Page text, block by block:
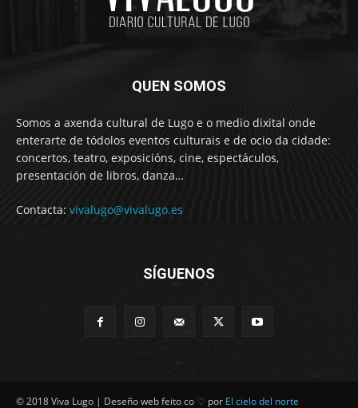
QUEN SOMOS
Somos a axenda cultural de Lugo e o medio dixital onde
enterarte de tódolos eventos culturais e de ocio da cidade:
concertos, teatro, exposicións, cine, espectáculos,
presentación de libros, danza…
Contacta: vivalugo@vivalugo.es
SÍGUENOS
© 2018 Viva Lugo | Deseño web feito co ♡ por El cielo del norte